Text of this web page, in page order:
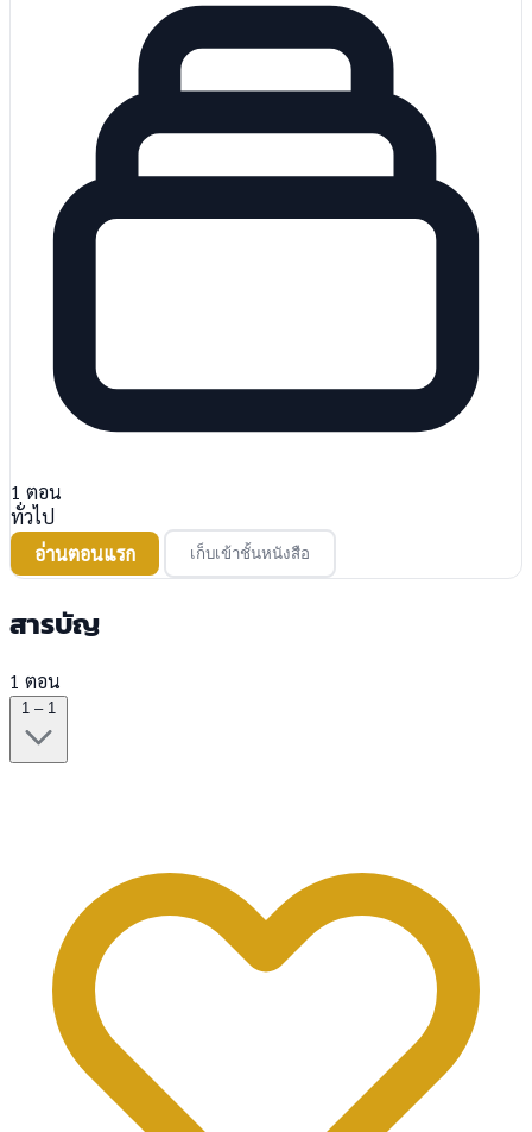
1 ตอน
ทั่วไป
อ่านตอนแรก
เก็บเข้าชั้นหนังสือ
สารบัญ
1 ตอน
1 – 1